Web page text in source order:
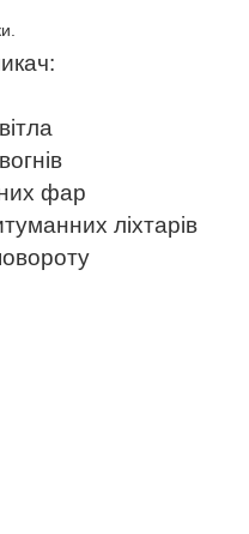
фар
ліхтарів